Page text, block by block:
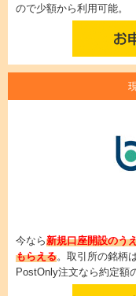
ので少額から利用可能。
今なら新規口座開設のう
もらえる。取引所の銘柄
PostOnly注文なら約定額